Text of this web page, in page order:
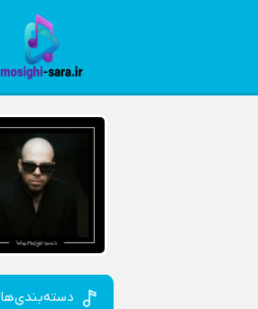
دسته‌بندی‌ها